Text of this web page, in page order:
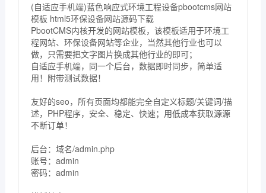
(自适应手机端)蓝色响应式环境工程设备pbootcms网站
模板 html5环保设备网站源码下载
PbootCMS内核开发的网站模板，该模板适用于环境工
程网站、环保设备网站等企业，当然其他行业也可以
做，只需要把文字图片换成其他行业的即可；
自适应手机端，同一个后台，数据即时同步，简单适
用！附带测试数据！
友好的seo，所有页面均都能完全自定义标题/关键词/描
述，PHP程序，安全、稳定、快速；用低成本获取源源
不断订单！
后台：域名/admin.php
账号：admin
密码：admin